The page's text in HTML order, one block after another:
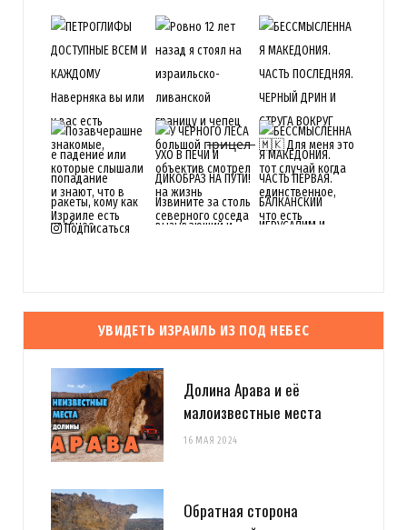
Подписаться
УВИДЕТЬ ИЗРАИЛЬ ИЗ ПОД НЕБЕС
Долина Арава и её
малоизвестные места
16 МАЯ 2024
Обратная сторона